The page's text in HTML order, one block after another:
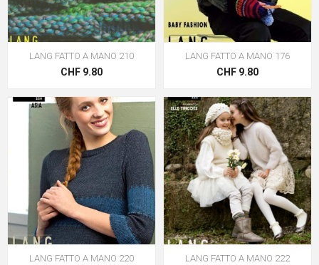
LANG FATTO A MANO 210
CHF 9.80
LANG FATTO A MANO 176
CHF 9.80
LANG FATTO A MANO 220 LANG FATTO A MANO 222